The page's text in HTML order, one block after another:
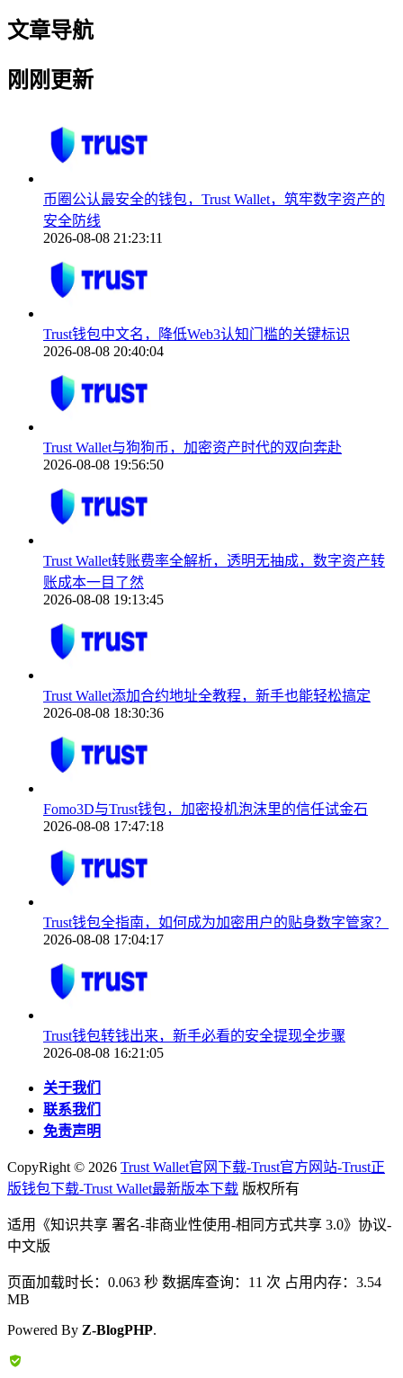
文章导航
刚刚更新
币圈公认最安全的钱包，Trust Wallet，筑牢数字资产的
安全防线
2026-08-08 21:23:11
Trust钱包中文名，降低Web3认知门槛的关键标识
2026-08-08 20:40:04
Trust Wallet与狗狗币，加密资产时代的双向奔赴
2026-08-08 19:56:50
Trust Wallet转账费率全解析，透明无抽成，数字资产转
账成本一目了然
2026-08-08 19:13:45
Trust Wallet添加合约地址全教程，新手也能轻松搞定
2026-08-08 18:30:36
Fomo3D与Trust钱包，加密投机泡沫里的信任试金石
2026-08-08 17:47:18
Trust钱包全指南，如何成为加密用户的贴身数字管家？
2026-08-08 17:04:17
Trust钱包转钱出来，新手必看的安全提现全步骤
2026-08-08 16:21:05
关于我们
联系我们
免责声明
CopyRight © 2026 Trust Wallet官网下载-Trust官方网站-Trust正
版钱包下载-Trust Wallet最新版本下载 版权所有
适用《知识共享 署名-非商业性使用-相同方式共享 3.0》协议-
中文版
页面加载时长：0.063 秒 数据库查询：11 次 占用内存：3.54
MB
Powered By Z-BlogPHP.